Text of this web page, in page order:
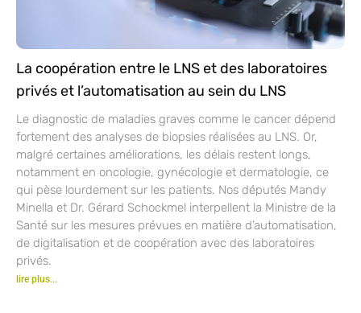
La coopération entre le LNS et des laboratoires
privés et l’automatisation au sein du LNS
Le diagnostic de maladies graves comme le cancer dépend
fortement des analyses de biopsies réalisées au LNS. Or,
malgré certaines améliorations, les délais restent longs,
notamment en oncologie, gynécologie et dermatologie, ce
qui pèse lourdement sur les patients. Nos députés Mandy
Minella et Dr. Gérard Schockmel interpellent la Ministre de la
Santé sur les mesures prévues en matière d’automatisation,
de digitalisation et de coopération avec des laboratoires
privés.
lire plus...